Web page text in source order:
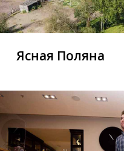
Ясная Поляна